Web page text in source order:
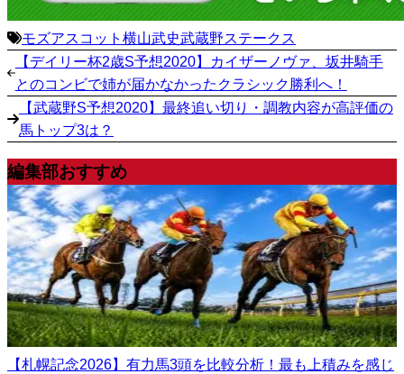
モズアスコット 横山武史武蔵野ステークス
【デイリー杯2歳S予想2020】カイザーノヴァ、坂井騎手
とのコンビで姉が届かなかったクラシック勝利へ！
【武蔵野S予想2020】最終追い切り・調教内容が高評価の
馬トップ3は？
編集部おすすめ
【札幌記念2026】有力馬3頭を比較分析！最も上積みを感じ